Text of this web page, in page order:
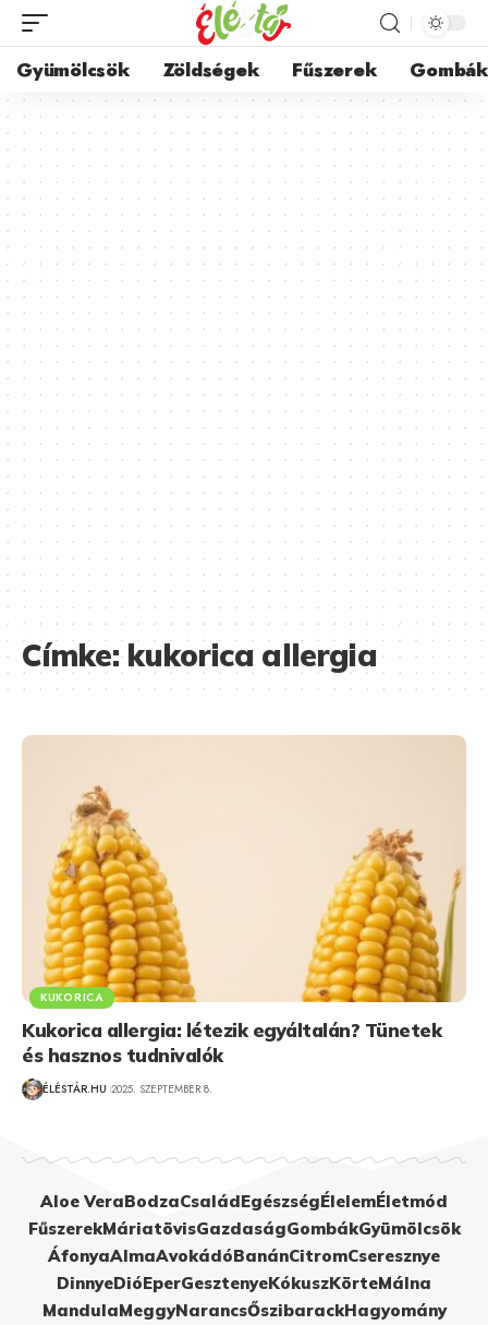
Gyümölcsök Zöldségek Fűszerek Gombák
Címke:kukorica allergia
KUKORICA
Kukorica allergia: létezik egyáltalán? Tünetek
és hasznos tudnivalók
ÉLÉSTÁR.HU 2025. SZEPTEMBER 8.
Aloe VeraBodzaCsaládEgészségÉlelemÉletmód
FűszerekMáriatövisGazdaságGombákGyümölcsök
ÁfonyaAlmaAvokádóBanánCitromCseresznye
DinnyeDióEperGesztenyeKókuszKörteMálna
MandulaMeggyNarancsŐszibarackHagyomány